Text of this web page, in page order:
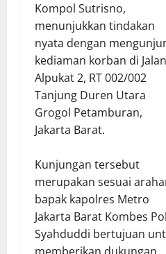
Kompol Sutrisno,
menunjukkan tindakan
nyata dengan
kediaman korban di Jalan
Alpukat 2, RT 002/002
Tanjung Duren Utara
Grogol Petamburan,
Jakarta Barat.
Kunjungan tersebut
merupakan sesuai
bapak kapolres Metro
Jakarta Barat Kombes
Syahduddi bertujuan